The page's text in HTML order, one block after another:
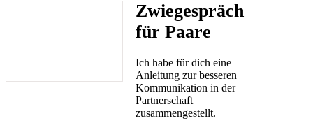
Zwiegespräch
für Paare
Ich habe für dich eine
Anleitung zur besseren
Kommunikation in der
Partnerschaft
zusammengestellt.